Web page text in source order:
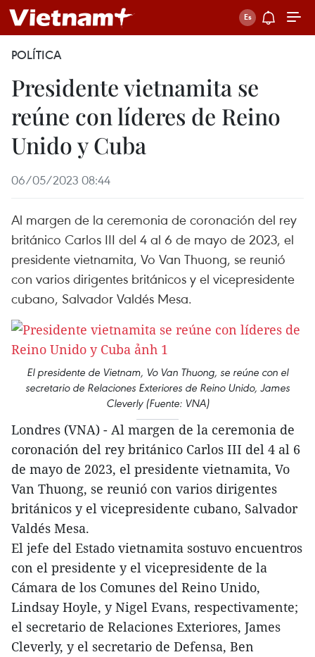
POLÍTICA
Presidente vietnamita se
reúne con líderes de Reino
Unido y Cuba
06/05/2023 08:44
Al margen de la ceremonia de coronación del rey
británico Carlos III del 4 al 6 de mayo de 2023, el
presidente vietnamita, Vo Van Thuong, se reunió
con varios dirigentes británicos y el vicepresidente
cubano, Salvador Valdés Mesa.
El presidente de Vietnam, Vo Van Thuong, se reúne con el
secretario de Relaciones Exteriores de Reino Unido, James
Cleverly (Fuente: VNA)
Londres (VNA) - Al margen de la ceremonia de
coronación del rey británico Carlos III del 4 al 6
de mayo de 2023, el presidente vietnamita, Vo
Van Thuong, se reunió con varios dirigentes
británicos y el vicepresidente cubano, Salvador
Valdés Mesa.
El jefe del Estado vietnamita sostuvo encuentros
con el presidente y el vicepresidente de la
Cámara de los Comunes del Reino Unido,
Lindsay Hoyle, y Nigel Evans, respectivamente;
el secretario de Relaciones Exteriores, James
Cleverly, y el secretario de Defensa, Ben